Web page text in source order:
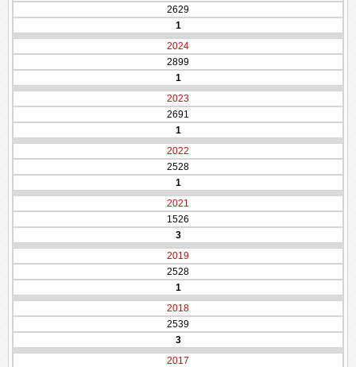
2629
1
2024
2899
1
2023
2691
1
2022
2528
1
2021
1526
3
2019
2528
1
2018
2539
3
2017